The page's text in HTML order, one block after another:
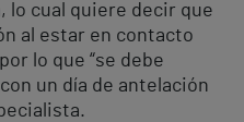
lo cual quiere decir que
al estar en contacto
lo que “se debe
un día de antelación